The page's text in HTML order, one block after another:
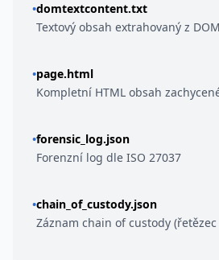
•domtextcontent.txt
Textový obsah extrahovaný z
•page.html
Kompletní HTML obsah
•forensic_log.json
Forenzní log dle ISO 27037
•chain_of_custody.json
Záznam chain of custody